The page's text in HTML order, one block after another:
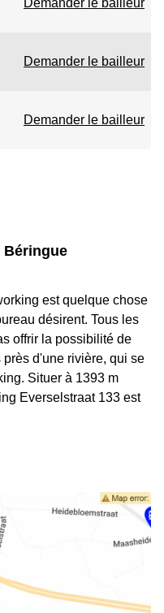
Demander le bailleur
Demander le bailleur
Demander le bailleur
Béringue
est quelque chose
désirent. Tous les
offrir la possibilité de
d'une rivière, qui se
Situer à 1393 m
Everselstraat 133 est